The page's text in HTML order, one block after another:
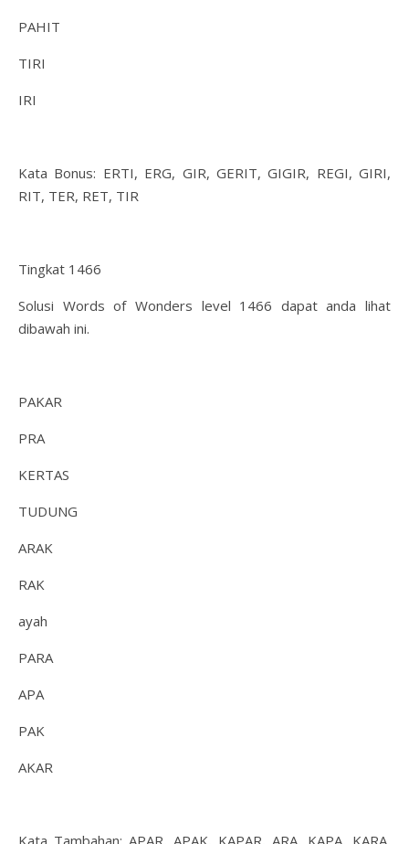
PAHIT
TIRI
IRI
Kata Bonus: ERTI, ERG, GIR, GERIT, GIGIR, REGI, GIRI,
RIT, TER, RET, TIR
Tingkat 1466
Solusi Words of Wonders level 1466 dapat anda lihat
dibawah ini.
PAKAR
PRA
KERTAS
TUDUNG
ARAK
RAK
ayah
PARA
APA
PAK
AKAR
Kata Tambahan: APAR, APAK, KAPAR, ARA, KAPA, KARA,